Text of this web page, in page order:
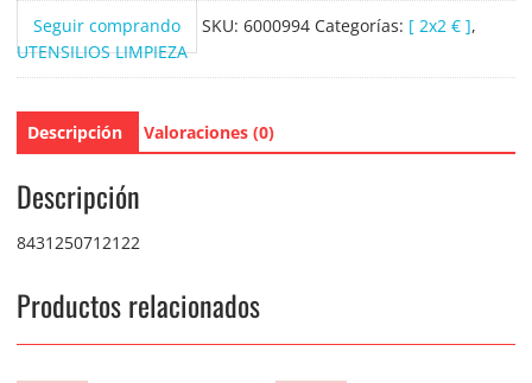
Seguir comprando SKU: 6000994 Categorías: [ 2x2 € ],
UTENSILIOS LIMPIEZA
Descripción Valoraciones (0)
Descripción
8431250712122
Productos relacionados